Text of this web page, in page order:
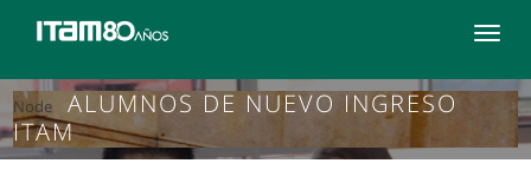
Toggle
Node
ALUMNOS DE NUEVO INGRESO
ITAM